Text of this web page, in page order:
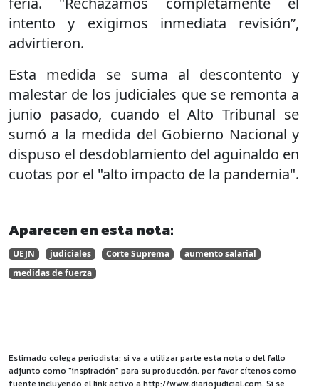
intento y exigimos inmediata revisión”,
advirtieron.
Esta medida se suma al descontento y
malestar de los judiciales que se remonta a
junio pasado, cuando el Alto Tribunal se
sumó a la medida del Gobierno Nacional y
dispuso el desdoblamiento del aguinaldo en
cuotas por el "alto impacto de la pandemia".
Aparecen en esta nota:
UEJN judiciales Corte Suprema
aumento salarial
medidas de fuerza
Estimado colega periodista: si va a utilizar parte esta nota o del fallo
adjunto como "inspiración" para su producción, por favor cítenos como
fuente incluyendo el link activo a http://www.diariojudicial.com. Si se